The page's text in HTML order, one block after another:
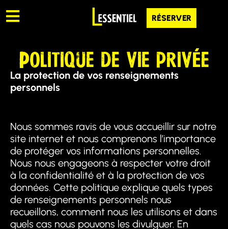
RÉSERVER
Politique de vie privée
La protection de vos renseignements
personnels
Nous sommes ravis de vous accueillir sur notre
site internet et nous comprenons l’importance
de protéger vos informations personnelles.
Nous nous engageons à respecter votre droit
à la confidentialité et à la protection de vos
données. Cette politique explique quels types
de renseignements personnels nous
recueillons, comment nous les utilisons et dans
quels cas nous pouvons les divulguer. En